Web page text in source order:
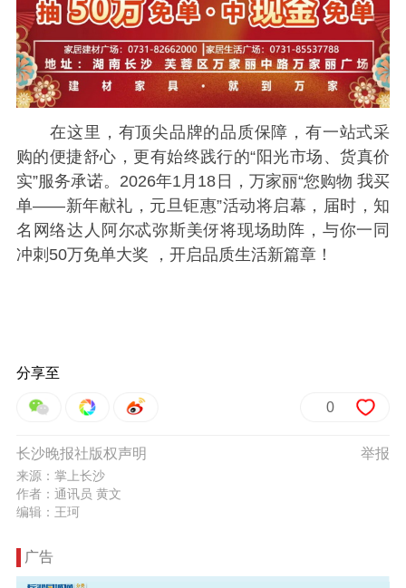
在这里，有顶尖品牌的品质保障，有一站式采
购的便捷舒心，更有始终践行的“阳光市场、货真价
实”服务承诺。2026年1月18日，万家丽“您购物 我买
单——新年献礼，元旦钜惠”活动将启幕，届时，知
名网络达人阿尔忒弥斯美伢将现场助阵，与你一同
冲刺50万免单大奖 ，开启品质生活新篇章！
分享至
0
举报
长沙晚报社版权声明
来源：掌上长沙
作者：通讯员 黄文
编辑：王珂
广告